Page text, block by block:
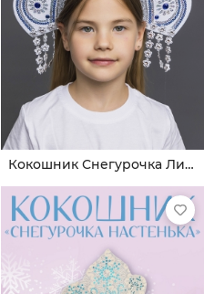
Кокошник Снегурочка Лиза